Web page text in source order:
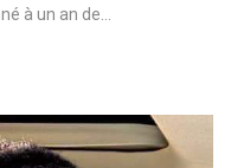
à un an de…